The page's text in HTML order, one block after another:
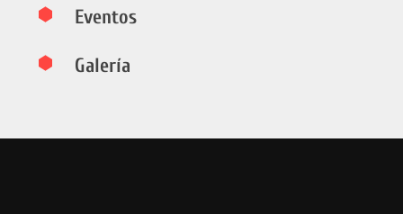
Eventos
Galería